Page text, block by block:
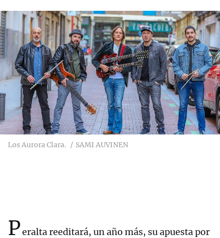
Los Aurora Clara. SAMI AUVINEN
Peralta reeditará, un año más, su apuesta por